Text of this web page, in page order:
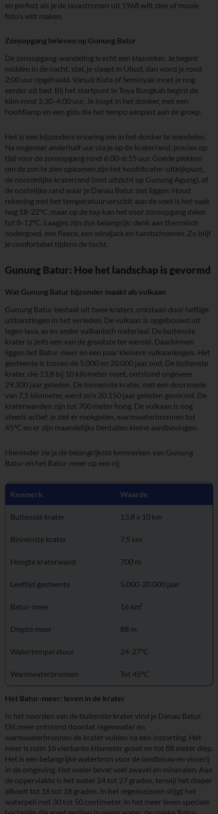
en perfect als je de lavastromen uit 1968 wilt zien of mooie
foto’s wilt maken.
Zonsopgang beleven op Gunung Batur
De zonsopgang-wandeling is echt een klassieker. Je begint
midden in de nacht: stel, je slaapt in Ubud, dan word je rond
2:00 uur opgehaald. Vanuit Kuta of Seminyak moet je nog
eerder uit bed. Bij het startpunt in Toya Bungkah begint de
klim rond 3:30-4:00 uur. Je loopt in het donker, met een
hoofdlamp en een gids die het tempo aanpast aan de groep.
Het is een bijzondere ervaring om in het donker te wandelen.
Na ongeveer anderhalf uur sta je op de kraterrand, precies op
tijd voor de zonsopgang rond 6:00-6:15 uur. Goede plekken
om de zon te zien opkomen zijn het hoofdkrater-uitkijkpunt,
de noordelijke kraterrand (met uitzicht op Gunung Agung), of
de oostelijke rand waar je Danau Batur ziet liggen. Houd
rekening met het temperatuurverschil: aan de voet is het vaak
nog 18-22°C, maar op de top kan het voor zonsopgang dalen
tot 8-12°C. Laagjes zijn dus belangrijk: denk aan thermisch
ondergoed, een fleece, een windjack en handschoenen. Zo blijf
je comfortabel tijdens de tocht.
Gunung Batur: Hoe het landschap is gevormd
Wat Gunung Batur bijzonder maakt als vulkaan
Gunung Batur bestaat uit twee kraters, ontstaan door heftige
uitbarstingen in het verleden. De vulkaan is opgebouwd uit
lagen lava, as en ander vulkanisch materiaal. De buitenste
krater is zelfs een van de grootste ter wereld. Daarbinnen
liggen het Batur-meer en een paar kleinere vulkaankegels. Het
gesteente is tussen de 5.000 en 20.000 jaar oud. De buitenste
krater, die 13,8 bij 10 kilometer meet, ontstond ongeveer
29.300 jaar geleden. De binnenste krater, met een doorsnede
van 7,5 kilometer, werd zo’n 20.150 jaar geleden gevormd. De
kraterwanden zijn tot 700 meter hoog. De vulkaan is nog
steeds actief: je ziet er rookgaten, warmwaterbronnen tot
45°C en er zijn maandelijks tientallen kleine aardbevingen.
Hieronder zie je de belangrijkste kenmerken van Gunung
Batur en het Batur-meer op een rij:
Kenmerk Waarde
Buitenste krater 13,8 x 10 km
Binnenste krater 7,5 km
Hoogte kraterwand 700 m
Leeftijd gesteente 5.000-20.000 jaar
Batur-meer 16 km²
Diepte meer 88 m
Watertemperatuur 24-27°C
Warmwaterbronnen Tot 45°C
Het Batur-meer: leven in de krater
In het noorden van de buitenste krater vind je Danau Batur.
Dit meer ontstond doordat regenwater en
warmwaterbronnen de krater vulden na een instorting. Het
meer is ruim 16 vierkante kilometer groot en tot 88 meter diep.
Het is een belangrijke waterbron voor de landbouw en visserij
in de omgeving. Het water bevat veel zwavel en mineralen. Aan
de oppervlakte is het water 24 tot 27 graden, terwijl het dieper
afkoelt tot 16 tot 18 graden. In het regenseizoen stijgt het
waterpeil met 30 tot 50 centimeter. In het meer leven speciale